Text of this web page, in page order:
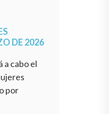
DE 2026
a cabo el
por